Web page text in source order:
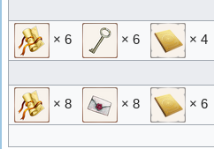
× 6 × 6 × 4
× 8 × 8 × 6